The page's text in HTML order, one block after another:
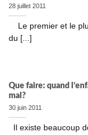
28 juillet 2011
Le premier et le
du [...]
Que faire: quand
mal?
30 juin 2011
Il existe beaucoup